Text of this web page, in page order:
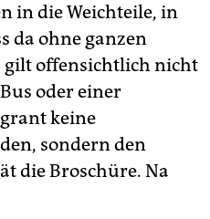
in die Weichteile, in
da ohne ganzen
gilt offensichtlich nicht
oder einer
keine
sondern den
die Broschüre. Na